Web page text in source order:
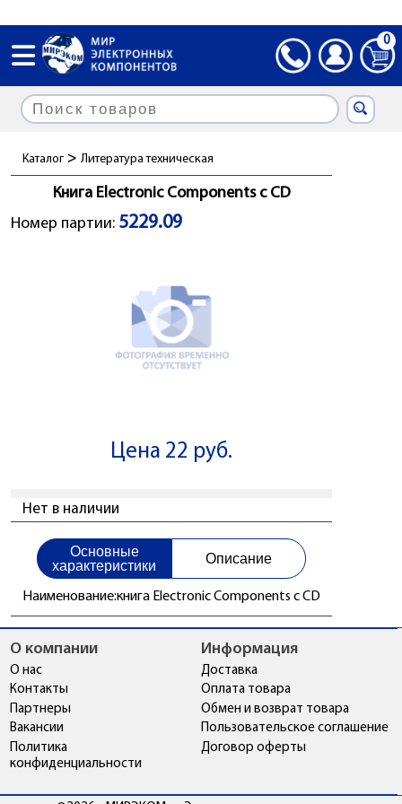
0
Каталог > Литература техническая
Книга Electronic Components с CD
Номер партии: 5229.09
Цена 22 руб.
Нет в наличии
Основные
характеристики
Описание
Наименование:книга Electronic Components с CD
О компании
О нас
Контакты
Партнеры
Вакансии
Политика
конфиденциальности
Информация
Доставка
Оплата товара
Обмен и возврат товара
Пользовательское соглашение
Договор оферты